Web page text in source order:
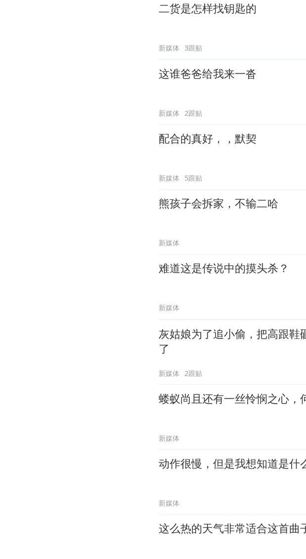
二货是怎样找钥匙的
新媒体 3跟贴
这谁爸爸给我来一沓
新媒体 2跟贴
配合的真好，，默契
新媒体 5跟贴
熊孩子会拆家，不输二哈
新媒体
难道这是传说中的摸头杀？
新媒体
灰姑娘为了追小偷，把高跟鞋
了
新媒体 2跟贴
蝼蚁尚且还有一丝怜悯之心，
新媒体
动作很慢，但是我想知道是什
新媒体
这么热的天气非常适合这首曲